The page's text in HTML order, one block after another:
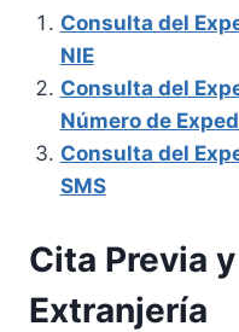
Consulta del
NIE
Consulta del
Número de
Consulta del
SMS
Cita Previa
Extranjería